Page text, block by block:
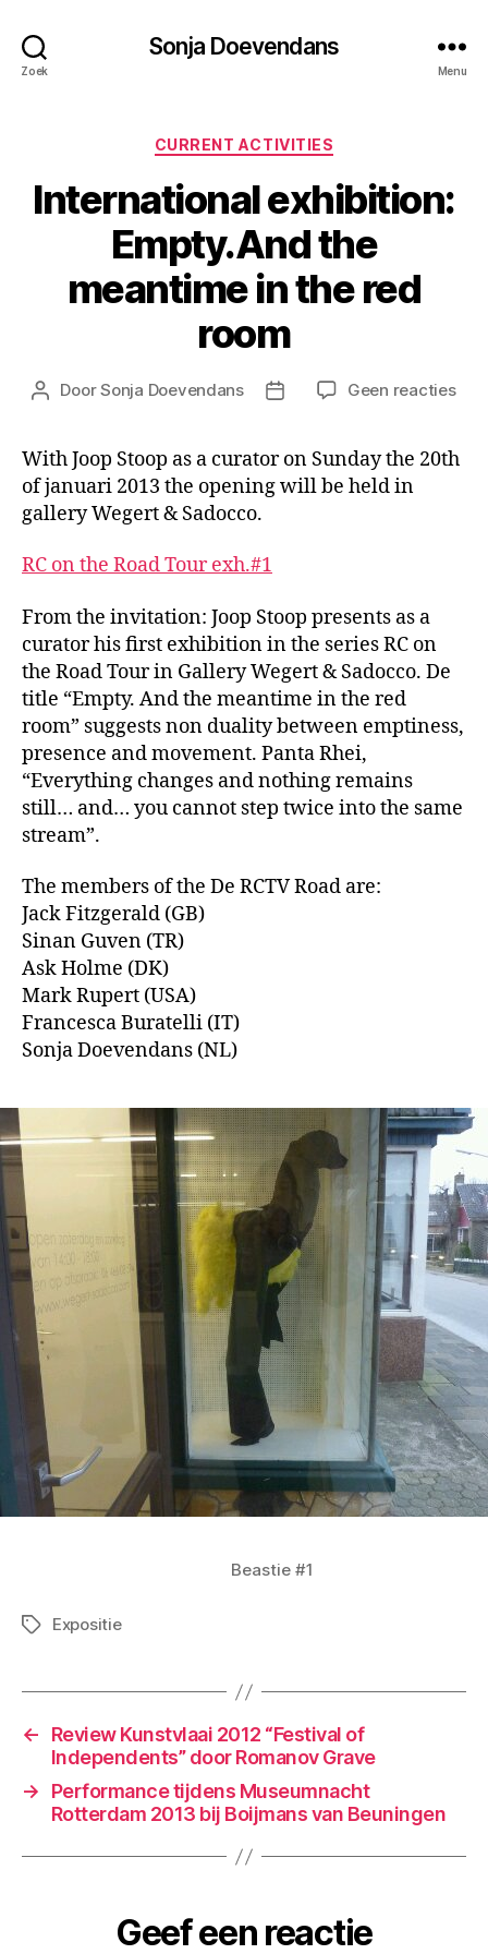
Zoek
Sonja Doevendans
Menu
Categorieën
CURRENT ACTIVITIES
International exhibition:
Empty.And the
meantime in the red
room
Berichtauteur
DoorSonja Doevendans BerichtdatumGeen reactiesop
With Joop Stoop as a curator on Sunday the 20th
of januari 2013 the opening will be held in
gallery Wegert & Sadocco.
RC on the Road Tour exh.#1
From the invitation: Joop Stoop presents as a
curator his first exhibition in the series RC on
the Road Tour in Gallery Wegert & Sadocco. De
title “Empty. And the meantime in the red
room” suggests non duality between emptiness,
presence and movement. Panta Rhei,
“Everything changes and nothing remains
still… and… you cannot step twice into the same
stream”.
The members of the De RCTV Road are:
Jack Fitzgerald (GB)
Sinan Guven (TR)
Ask Holme (DK)
Mark Rupert (USA)
Francesca Buratelli (IT)
Sonja Doevendans (NL)
Beastie #1
TagsExpositie
←
Review Kunstvlaai 2012 “Festival of
Independents” door Romanov Grave
→
Performance tijdens Museumnacht
Rotterdam 2013 bij Boijmans van Beuningen
Geef een reactie